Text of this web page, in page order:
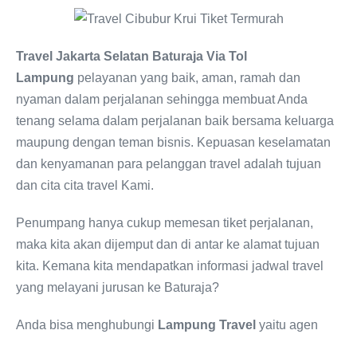
Travel Jakarta Selatan Baturaja Via Tol
Lampung pelayanan yang baik, aman, ramah dan
nyaman dalam perjalanan sehingga membuat Anda
tenang selama dalam perjalanan baik bersama keluarga
maupung dengan teman bisnis. Kepuasan keselamatan
dan kenyamanan para pelanggan travel adalah tujuan
dan cita cita travel Kami.
Penumpang hanya cukup memesan tiket perjalanan,
maka kita akan dijemput dan di antar ke alamat tujuan
kita. Kemana kita mendapatkan informasi jadwal travel
yang melayani jurusan ke Baturaja?
Anda bisa menghubungi Lampung Travel yaitu agen